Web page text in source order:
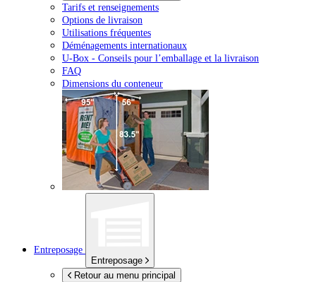
Tarifs et renseignements
Options de livraison
Utilisations fréquentes
Déménagements internationaux
U-Box - Conseils pour l’emballage et la livraison
FAQ
Dimensions du conteneur
Entreposage
Entreposage
Retour au menu principal